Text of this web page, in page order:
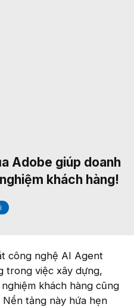
Adobe giúp doanh
khách hàng!
công nghệ AI Agent
trong việc xây dựng,
khách hàng cũng
tảng này hứa hẹn